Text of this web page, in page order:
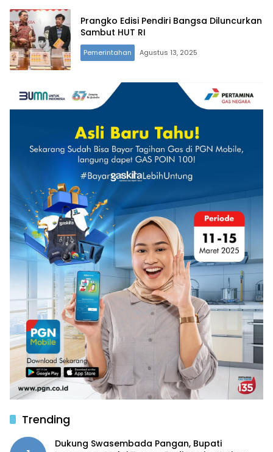
Prangko Edisi Pendiri Bangsa Diluncurkan
Sambut HUT RI
Pemerintahan Agustus 13, 2025
Trending
Dukung Swasembada Pangan, Bupati